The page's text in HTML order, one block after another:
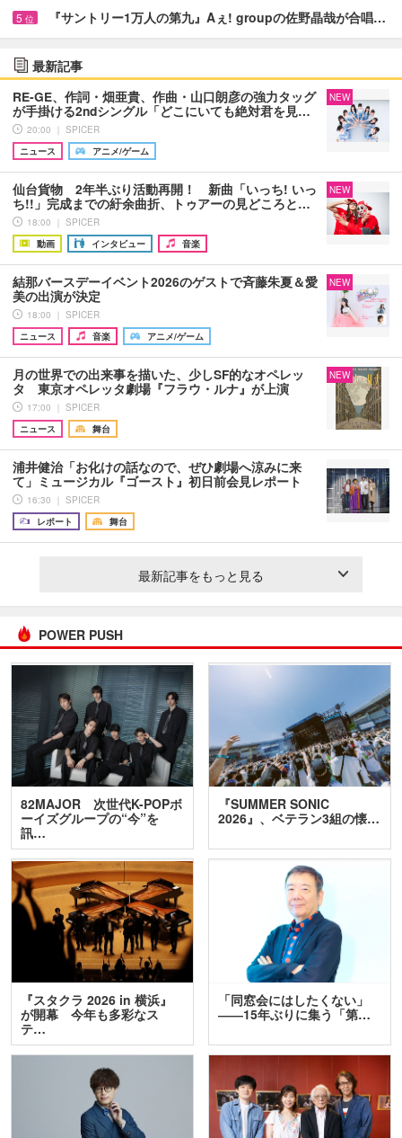
5 位 『サントリー1万人の第九』Aぇ! groupの佐野晶哉が合唱…
最新記事
RE-GE、作詞・畑亜貴、作曲・山口朗彦の強力タッグ
が手掛ける2ndシングル「どこにいても絶対君を見…
20:00 ｜ SPICER
ニュース
アニメ/ゲーム
NEW
仙台貨物 2年半ぶり活動再開！ 新曲「いっち! いっ
ち!!」完成までの紆余曲折、トゥアーの見どころと…
18:00 ｜ SPICER
動画
インタビュー 音楽
NEW
結那バースデーイベント2026のゲストで斉藤朱夏＆愛
美の出演が決定
18:00 ｜ SPICER
ニュース
音楽 アニメ/ゲーム
NEW
月の世界での出来事を描いた、少しSF的なオペレッ
タ 東京オペレッタ劇場『フラウ・ルナ』が上演
17:00 ｜ SPICER
ニュース
舞台
NEW
浦井健治「お化けの話なので、ぜひ劇場へ涼みに来
て」ミュージカル『ゴースト』初日前会見レポート
16:30 ｜ SPICER
レポート
舞台
最新記事をもっと見る
POWER PUSH
82MAJOR 次世代K-POPボ
ーイズグループの“今”を
訊…
『SUMMER SONIC
2026』、ベテラン3組の懐…
『スタクラ 2026 in 横浜』
が開幕 今年も多彩なス
テ…
「同窓会にはしたくない」
――15年ぶりに集う「第…